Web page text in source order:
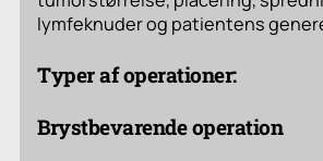
lymfeknuder og patientens
Typer af operationer:
Brystbevarende operation